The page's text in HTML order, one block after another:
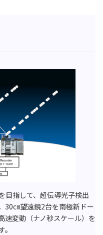
目指して、超伝導光子検出
30㎝望遠鏡2台を南極新ドー
速変動（ナノ秒スケール）を